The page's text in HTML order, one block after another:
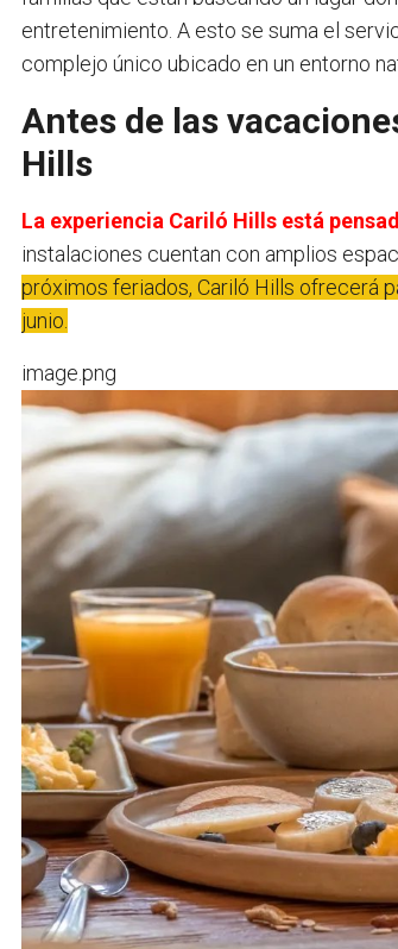
entretenimiento. A esto se suma el
complejo único ubicado en un entorno
Antes de las
Hills
La experiencia Cariló Hills está
instalaciones cuentan con amplios
próximos feriados, Cariló Hills ofrecerá
junio.
image.png